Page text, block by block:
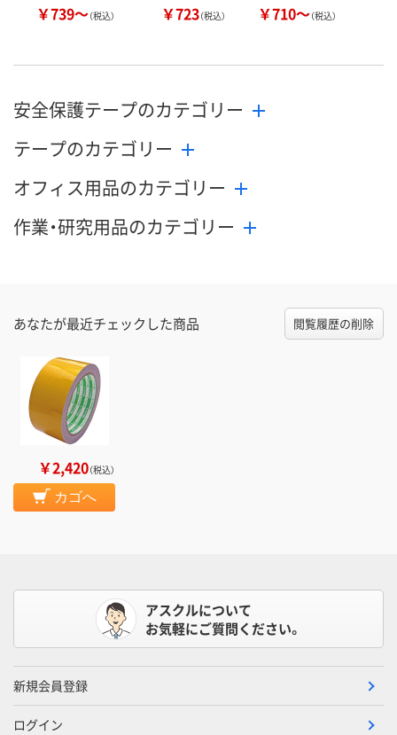
￥739～（税込） ￥723（税込） ￥710～（税込）
安全保護テープのカテゴリー
テープのカテゴリー
オフィス用品のカテゴリー
作業・研究用品のカテゴリー
あなたが最近チェックした商品 閲覧履歴の削除
￥2,420（税込）
カゴへ
アスクルについて
お気軽にご質問ください。
新規会員登録
ログイン